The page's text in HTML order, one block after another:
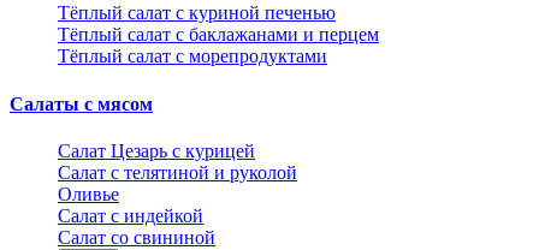
Тёплый салат с куриной печенью
Тёплый салат с баклажанами и перцем
Тёплый салат с морепродуктами
Салаты с мясом
Салат Цезарь с курицей
Салат с телятиной и руколой
Оливье
Салат с индейкой
Салат со свининой